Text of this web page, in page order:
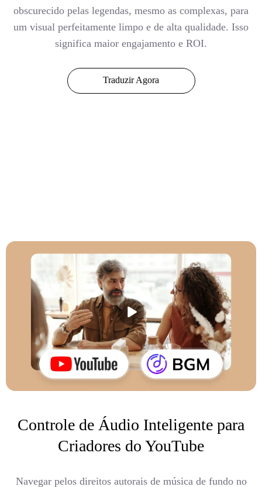
obscurecido pelas legendas, mesmo as complexas, para
um visual perfeitamente limpo e de alta qualidade. Isso
significa maior engajamento e ROI.
Traduzir Agora
Controle de Áudio Inteligente para
Criadores do YouTube
Navegar pelos direitos autorais de música de fundo no